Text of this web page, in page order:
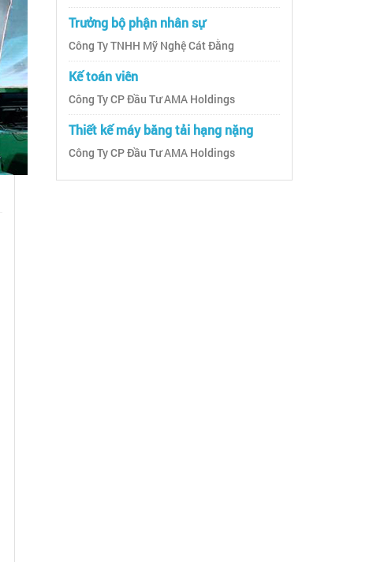
Trưởng bộ phận nhân sự
Công Ty TNHH Mỹ Nghệ Cát Đằng
Kế toán viên
Công Ty CP Đầu Tư AMA Holdings
Thiết kế máy băng tải hạng nặng
Công Ty CP Đầu Tư AMA Holdings